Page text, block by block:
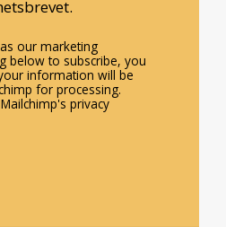
our marketing
below to subscribe, you
information will be
for processing.
privacy